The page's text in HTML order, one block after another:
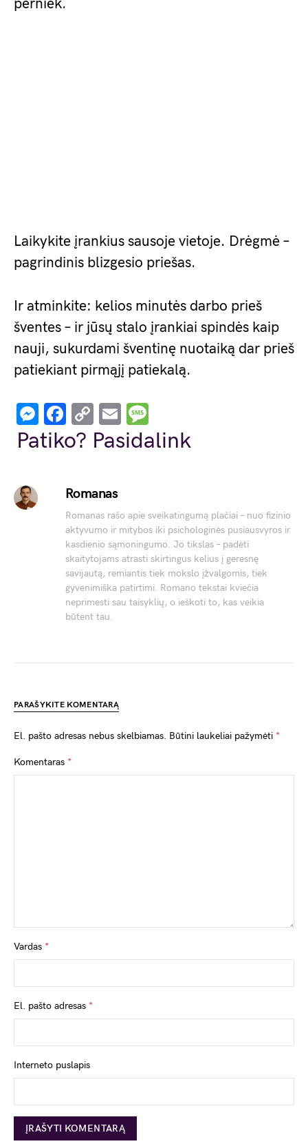
perniek.
Laikykite įrankius sausoje vietoje. Drėgmė –
pagrindinis blizgesio priešas.
Ir atminkite: kelios minutės darbo prieš
šventes – ir jūsų stalo įrankiai spindės kaip
nauji, sukurdami šventinę nuotaiką dar prieš
patiekiant pirmąjį patiekalą.
Messenger
Facebook
Copy
Link
Email
Patiko? Pasidalink
Romanas
Romanas rašo apie sveikatingumą plačiai – nuo fizinio
aktyvumo ir mitybos iki psichologinės pusiausvyros ir
kasdienio sąmoningumo. Jo tikslas – padėti
skaitytojams atrasti skirtingus kelius į geresnę
savijautą, remiantis tiek mokslo įžvalgomis, tiek
gyvenimiška patirtimi. Romano tekstai kviečia
neprimesti sau taisyklių, o ieškoti to, kas veikia
būtent tau.
PARAŠYKITE KOMENTARĄ
El. pašto adresas nebus skelbiamas. Būtini laukeliai pažymėti *
Komentaras *
Vardas *
El. pašto adresas *
Interneto puslapis